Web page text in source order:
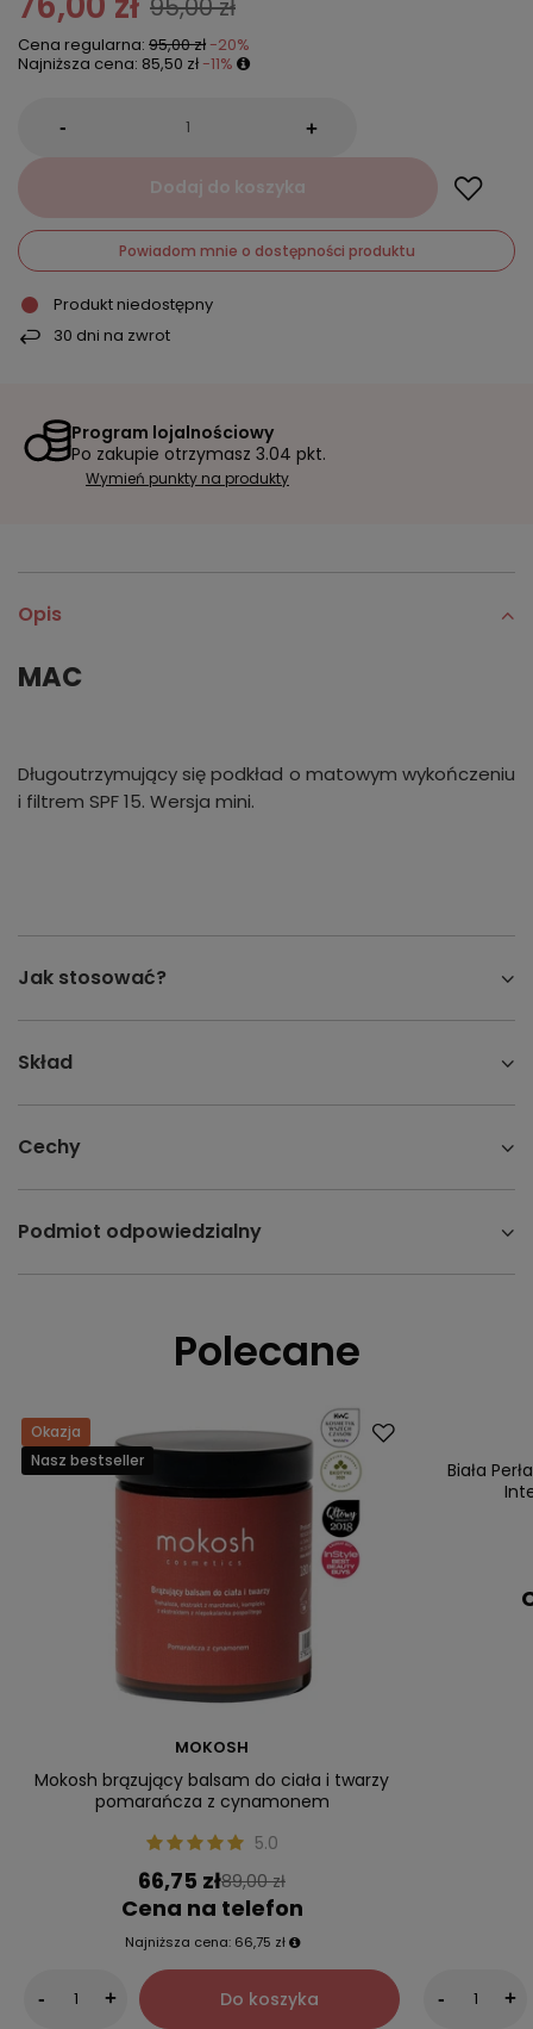
95,00 zł
Cena regularna: 95,00 zł -20%
Najniższa cena: 85,50 zł -11%
- +
Dodaj do koszyka
Powiadom mnie o dostępności produktu
Produkt niedostępny
30 dni na zwrot
Program lojalnościowy
Po zakupie otrzymasz 3.04 pkt.
Wymień punkty na produkty
Opis
MAC
Długoutrzymujący się podkład o matowym wykończeniu
i filtrem SPF 15. Wersja mini.
Jak stosować?
Skład
Cechy
Podmiot odpowiedzialny
Polecane
Okazja
Nasz bestseller
MOKOSH
Mokosh brązujący balsam do ciała i twarzy
pomarańcza z cynamonem
5.0
66,75 zł89,00 zł
Cena na telefon
Najniższa cena: 66,75 zł
- + Do koszyka
Biała
- +